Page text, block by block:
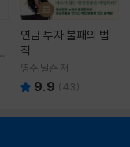
연금 투자 불패의 법
칙
영주 닐슨 저
9.9 (43)